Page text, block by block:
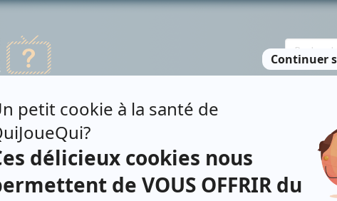
LISTE DES PERSONNES